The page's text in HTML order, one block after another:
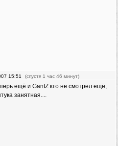
15:51 (спустя 1 час 46 минут)
ещё и GantZ кто не смотрел ещё,
занятная....